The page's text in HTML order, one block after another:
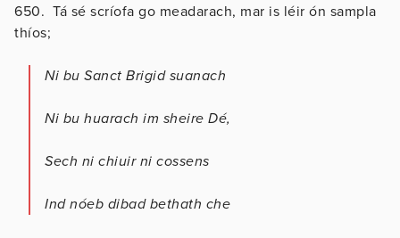
650. Tá sé scríofa go meadarach, mar is léir ón sampla
thíos;
Ni bu Sanct Brigid suanach
Ni bu huarach im sheire Dé,
Sech ni chiuir ni cossens
Ind nóeb dibad bethath che